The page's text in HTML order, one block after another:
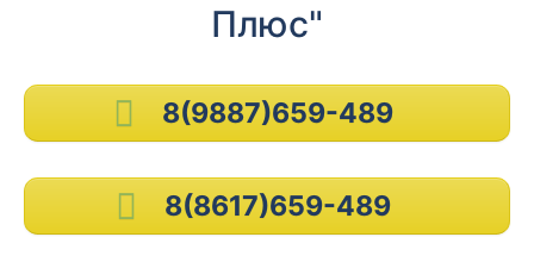
Плюс"
8(9887)659-489
8(8617)659-489